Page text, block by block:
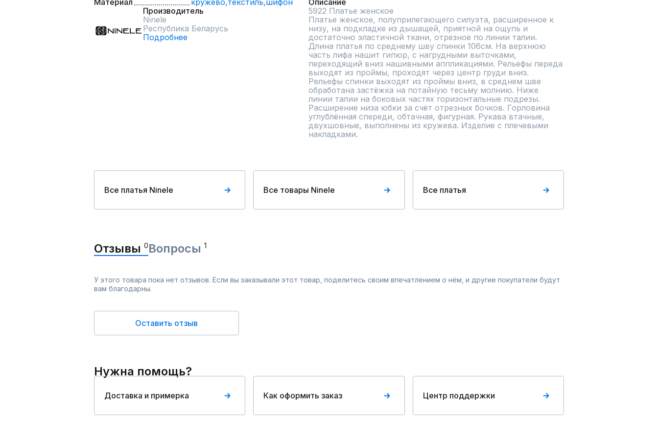
Материал
кружево,текстиль,шифон
Производитель
Ninele
Республика Беларусь
Подробнее
Описание
5922 Платье женское
Платье женское, полуприлегающего силуэта, расширенное к
низу, на подкладке из дышащей, приятной на ощупь и
достаточно эластичной ткани, отрезное по линии талии.
Длина платья по среднему шву спинки 106см. На верхнюю
часть лифа нашит гипюр, с нагрудными выточками,
переходящий вниз нашивными аппликациями. Рельефы переда
выходят из проймы, проходят через центр груди вниз.
Рельефы спинки выходят из проймы вниз, в среднем шве
обработана застёжка на потайную тесьму молнию. Ниже
линии талии на боковых частях горизонтальные подрезы.
Расширение низа юбки за счёт отрезных бочков. Горловина
углублённая спереди, обтачная, фигурная. Рукава втачные,
двухшовные, выполнены из кружева. Изделие с плечевыми
накладками.
Все платья Ninele Все товары Ninele Все платья
Отзывы 0Вопросы 1
У этого товара пока нет отзывов. Если вы заказывали этот товар, поделитесь своим впечатлением о нём, и другие покупатели будут
вам благодарны.
Оставить отзыв
Нужна помощь?
Доставка и примерка Как оформить заказ Центр поддержки